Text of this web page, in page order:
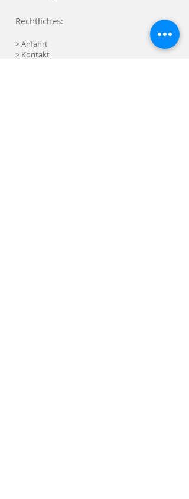
Rechtliches:
> Anfahrt
> Kontakt